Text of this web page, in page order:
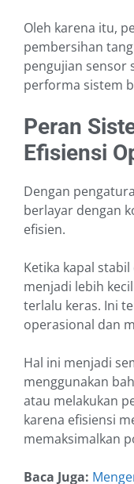
Oleh karena itu,
pembersihan
pengujian sensor
performa sistem
Peran
Efisiensi
Dengan
berlayar dengan
efisien.
Ketika kapal
menjadi lebih
terlalu keras. Ini
operasional dan
Hal ini menjadi
menggunakan
atau melakukan
karena efisiensi
memaksimalkan
Baca Juga: